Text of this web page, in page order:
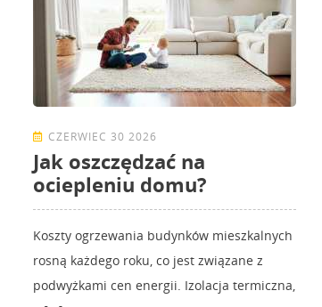
CZERWIEC 30 2026
Jak oszczędzać na
ociepleniu domu?
Koszty ogrzewania budynków mieszkalnych
rosną każdego roku, co jest związane z
podwyżkami cen energii. Izolacja termiczna,